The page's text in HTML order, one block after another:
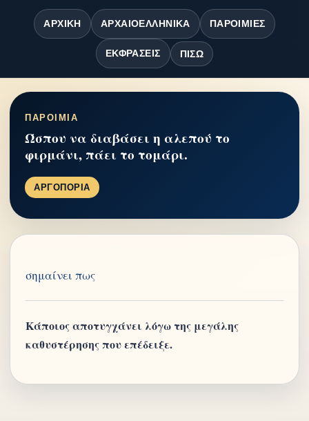
ΑΡΧΙΚΉ ΑΡΧΑΙΟΕΛΛΗΝΙΚΆ ΠΑΡΟΙΜΊΕΣ
ΕΚΦΡΆΣΕΙΣ ΠΊΣΩ
ΠΑΡΟΙΜΙΑ
Ώσπου να διαβάσει η αλεπού το
φιρμάνι, πάει το τομάρι.
ΑΡΓΟΠΟΡΙΑ
σημαίνει πως
Κάποιος αποτυγχάνει λόγω της μεγάλης
καθυστέρησης που επέδειξε.